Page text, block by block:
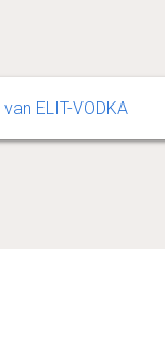
ELIT-VODKA